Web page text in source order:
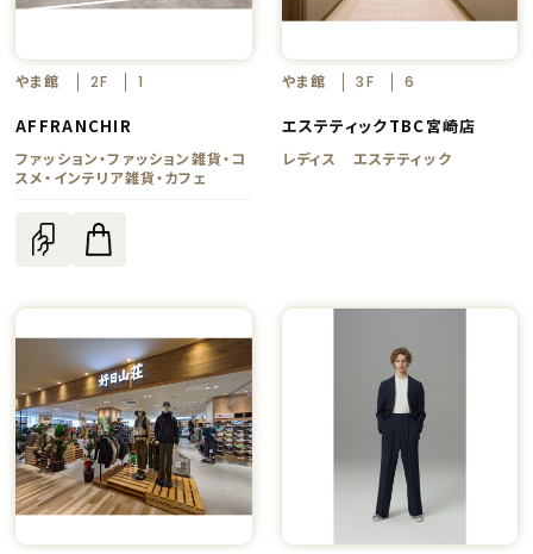
やま館 2F 1
AFFRANCHIR
ファッション・ファッション雑貨・コ
スメ・インテリア雑貨・カフェ
やま館 3F 6
エステティックTBC宮崎店
レディス エステティック